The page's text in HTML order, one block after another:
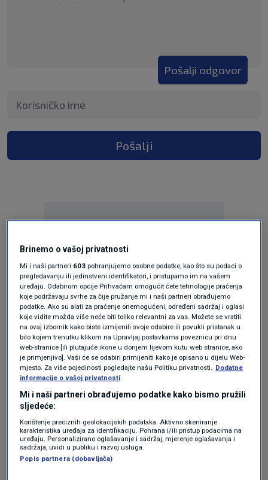
Pošalji odgovor
Pošalji
Oglas
Oglas
Brinemo o vašoj privatnosti
Mi i naši partneri 603 pohranjujemo osobne podatke, kao što su podaci o
pregledavanju ili jedinstveni identifikatori, i pristupamo im na vašem
uređaju. Odabirom opcije Prihvaćam omogućit ćete tehnologije praćenja
koje podržavaju svrhe za čije pružanje mi i naši partneri obrađujemo
podatke. Ako su alati za praćenje onemogućeni, određeni sadržaj i oglasi
koje vidite možda više neće biti toliko relevantni za vas. Možete se vratiti
na ovaj izbornik kako biste izmijenili svoje odabire ili povukli pristanak u
bilo kojem trenutku klikom na Upravljaj postavkama poveznicu pri dnu
web-stranice [ili plutajuće ikone u donjem lijevom kutu web stranice, ako
je primjenjivo]. Vaši će se odabiri primijeniti kako je opisano u dijelu Web-
mjesto. Za više pojedinosti pogledajte našu Politiku privatnosti. Dodatne
informacije o vašoj privatnosti
Mi i naši partneri obrađujemo podatke kako bismo pružili
sljedeće:
Korištenje preciznih geolokacijskih podataka. Aktivno skeniranje
karakteristika uređaja za identifikaciju. Pohrana i/ili pristup podacima na
uređaju. Personalizirano oglašavanje i sadržaj, mjerenje oglašavanja i
sadržaja, uvidi u publiku i razvoj usluga.
Popis partnera (dobavljača)